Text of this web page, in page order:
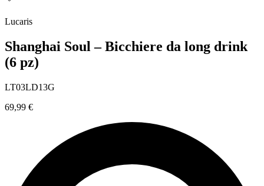
Lucaris
Shanghai Soul – Bicchiere da long drink
(6 pz)
LT03LD13G
69,99 €